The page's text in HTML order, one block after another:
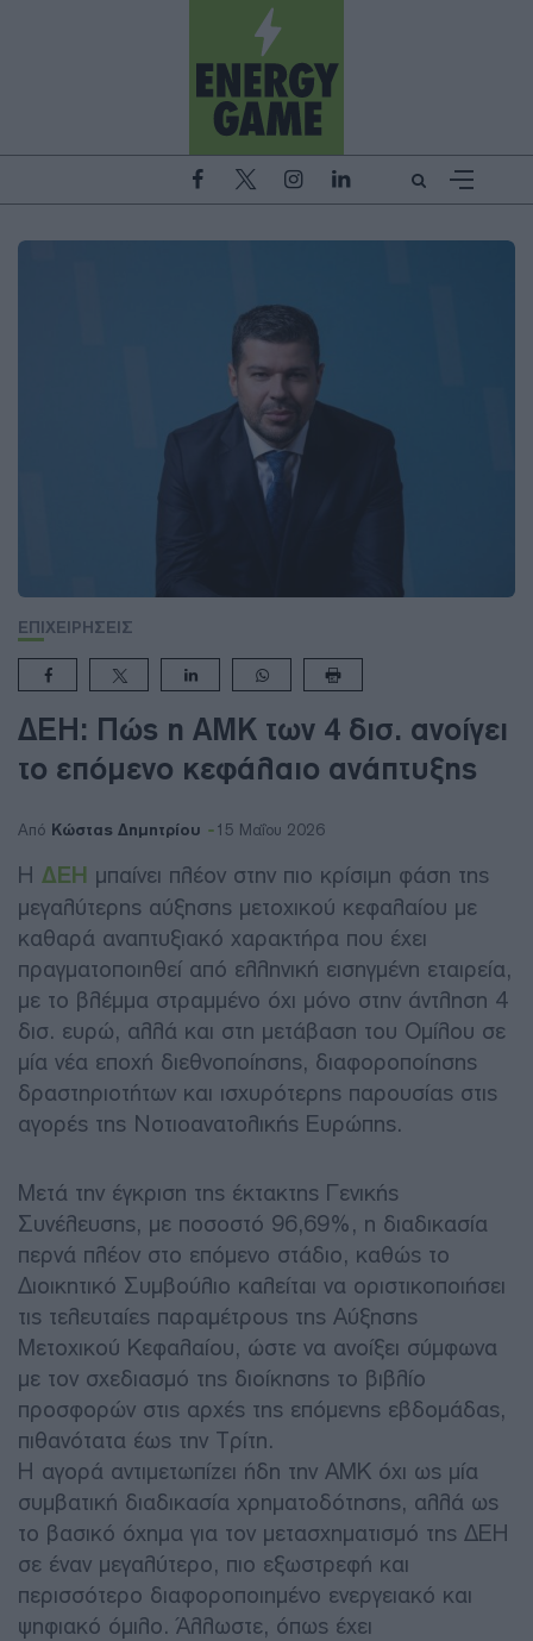
ΕΠΙΧΕΙΡΗΣΕΙΣ
ΔΕΗ: Πώς η ΑΜΚ των 4 δισ. ανοίγει
το επόμενο κεφάλαιο ανάπτυξης
Από Κώστας Δημητρίου 15 Μαΐου 2026
Η ΔΕΗ μπαίνει πλέον στην πιο κρίσιμη φάση της
μεγαλύτερης αύξησης μετοχικού κεφαλαίου με
καθαρά αναπτυξιακό χαρακτήρα που έχει
πραγματοποιηθεί από ελληνική εισηγμένη εταιρεία,
με το βλέμμα στραμμένο όχι μόνο στην άντληση 4
δισ. ευρώ, αλλά και στη μετάβαση του Ομίλου σε
μία νέα εποχή διεθνοποίησης, διαφοροποίησης
δραστηριοτήτων και ισχυρότερης παρουσίας στις
αγορές της Νοτιοανατολικής Ευρώπης.
Μετά την έγκριση της έκτακτης Γενικής
Συνέλευσης, με ποσοστό 96,69%, η διαδικασία
περνά πλέον στο επόμενο στάδιο, καθώς το
Διοικητικό Συμβούλιο καλείται να οριστικοποιήσει
τις τελευταίες παραμέτρους της Αύξησης
Μετοχικού Κεφαλαίου, ώστε να ανοίξει σύμφωνα
με τον σχεδιασμό της διοίκησης το βιβλίο
προσφορών στις αρχές της επόμενης εβδομάδας,
πιθανότατα έως την Τρίτη.
Η αγορά αντιμετωπίζει ήδη την ΑΜΚ όχι ως μία
συμβατική διαδικασία χρηματοδότησης, αλλά ως
το βασικό όχημα για τον μετασχηματισμό της ΔΕΗ
σε έναν μεγαλύτερο, πιο εξωστρεφή και
περισσότερο διαφοροποιημένο ενεργειακό και
ψηφιακό όμιλο. Άλλωστε, όπως έχει